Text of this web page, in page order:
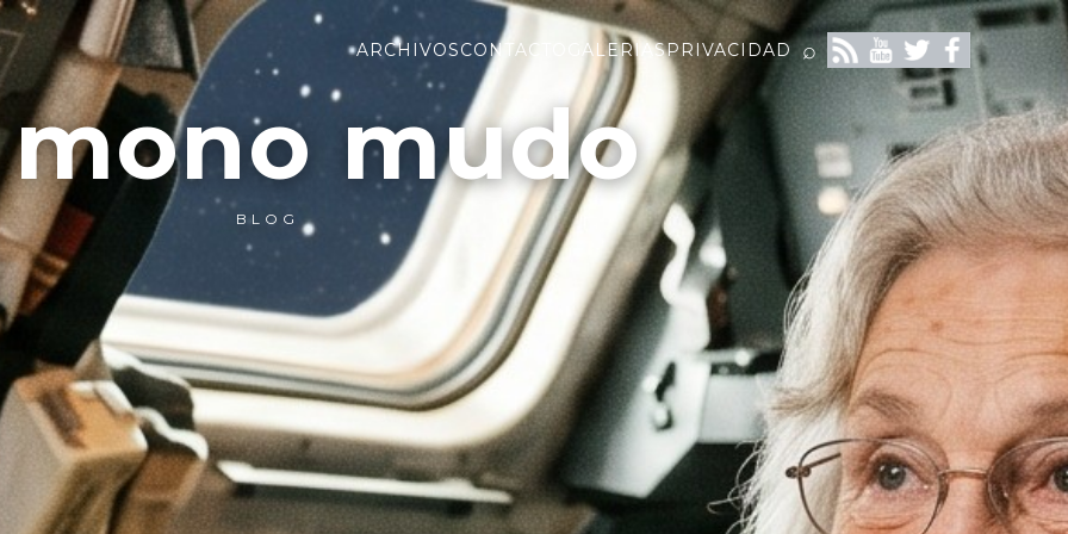
ARCHIVOSCONTACTO GALERIASPRIVACIDAD ⌕
mudo
BLOG